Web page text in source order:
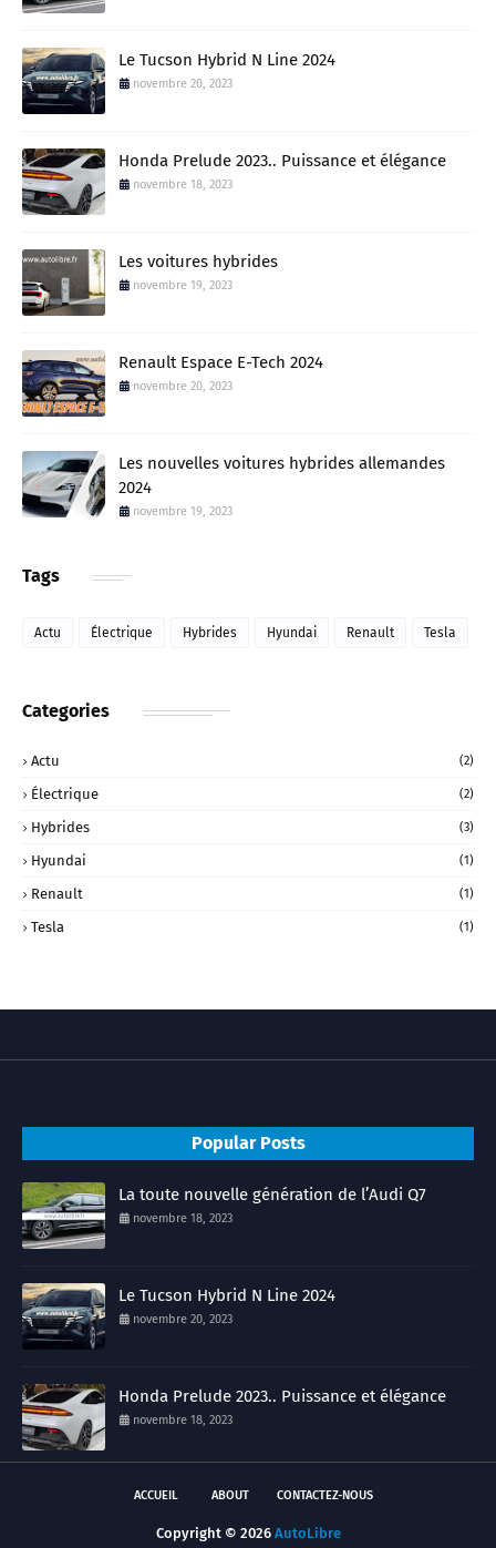
Le Tucson Hybrid N Line 2024
novembre 20, 2023
Honda Prelude 2023.. Puissance et élégance
novembre 18, 2023
Les voitures hybrides
novembre 19, 2023
Renault Espace E-Tech 2024
novembre 20, 2023
Les nouvelles voitures hybrides allemandes
2024
novembre 19, 2023
Tags
Actu Électrique Hybrides Hyundai Renault Tesla
Categories
Actu (2)
Électrique (2)
Hybrides (3)
Hyundai (1)
Renault (1)
Tesla (1)
Popular Posts
La toute nouvelle génération de l’Audi Q7
novembre 18, 2023
Le Tucson Hybrid N Line 2024
novembre 20, 2023
Honda Prelude 2023.. Puissance et élégance
novembre 18, 2023
ACCUEIL ABOUT CONTACTEZ-NOUS
Copyright © 2026 AutoLibre